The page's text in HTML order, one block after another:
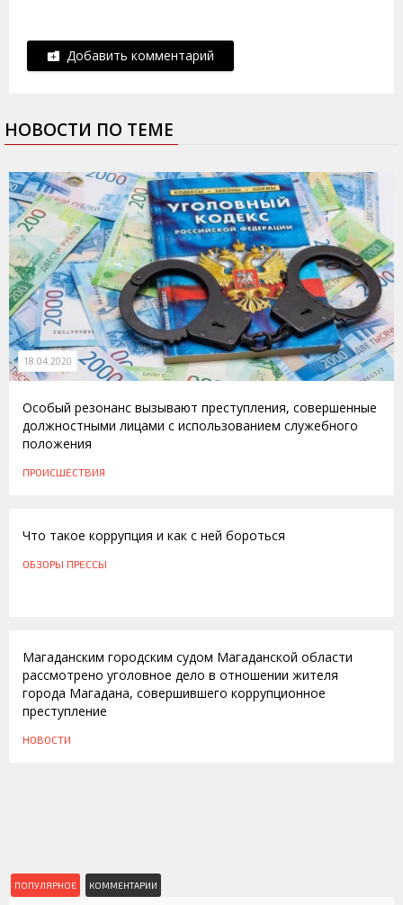
Добавить комментарий
НОВОСТИ ПО ТЕМЕ
18.04.2020
Особый резонанс вызывают преступления, совершенные
должностными лицами с использованием служебного
положения
ПРОИСШЕСТВИЯ
Что такое коррупция и как с ней бороться
ОБЗОРЫ ПРЕССЫ
Магаданским городским судом Магаданской области
рассмотрено уголовное дело в отношении жителя
города Магадана, совершившего коррупционное
преступление
НОВОСТИ
ПОПУЛЯРНОЕ КОММЕНТАРИИ